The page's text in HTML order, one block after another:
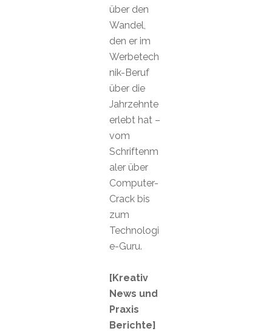
über den
Wandel,
den er im
Werbetech
nik-Beruf
über die
Jahrzehnte
erlebt hat –
vom
Schriftenm
aler über
Computer-
Crack bis
zum
Technologi
e-Guru.
[Kreativ
News und
Praxis
Berichte]